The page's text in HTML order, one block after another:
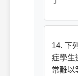
14. 下
症學生
常難以